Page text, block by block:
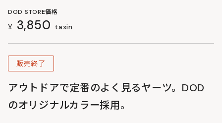
DOD STORE価格
¥ 3,850 taxin
販売終了
アウトドアで定番のよく見るヤーツ。DOD
のオリジナルカラー採用。